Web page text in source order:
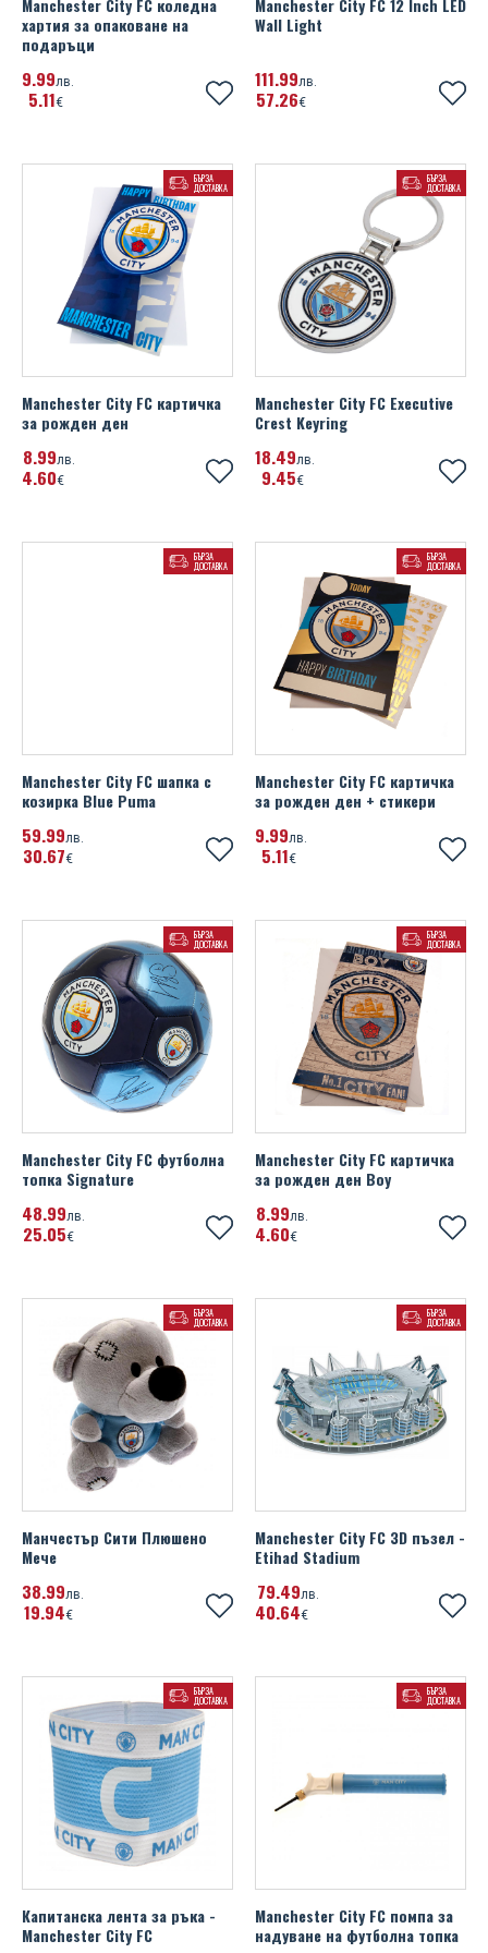
Manchester City FC коледна
хартия за опаковане на
подаръци
9 99лв.
5 11€
Manchester City FC 12 Inch LED
Wall Light
111 99лв.
57 26€
БЪРЗА
ДОСТАВКА
Manchester City FC картичка
за рожден ден
8 99лв.
4 60€
БЪРЗА
ДОСТАВКА
Manchester City FC Executive
Crest Keyring
18 49лв.
9 45€
БЪРЗА
ДОСТАВКА
Manchester City FC шапка с
козирка Blue Puma
59 99лв.
30 67€
БЪРЗА
ДОСТАВКА
Manchester City FC картичка
за рожден ден + стикери
9 99лв.
5 11€
БЪРЗА
ДОСТАВКА
Manchester City FC футболна
топка Signature
48 99лв.
25 05€
БЪРЗА
ДОСТАВКА
Manchester City FC картичка
за рожден ден Boy
8 99лв.
4 60€
БЪРЗА
ДОСТАВКА
Манчестър Сити Плюшено
Мече
38 99лв.
19 94€
БЪРЗА
ДОСТАВКА
Manchester City FC 3D пъзел -
Etihad Stadium
79 49лв.
40 64€
БЪРЗА
ДОСТАВКА
Капитанска лента за ръка -
Manchester City FC
БЪРЗА
ДОСТАВКА
Manchester City FC помпа за
надуване на футболна топка
Manchester City FC
Manchester United FC
Newcastle United FC
Northern Ireland FA
Norwich City FC
Paris Saint Germain FC
Poland
Portugal
Rangers FC
Real Madrid FC
Scotland FA
SL Benfica
SS Lazio
UEFA Champions League
UEFA Euro 2020
Watford FC
West Ham United FC
Wolverhampton Wanderers FC
Super Mario
Toy Story
Placebo
Red Hot Chili Peppers
Slayer
Taylor Swift
The Beatles
The Rolling Stones
The Sex Pistols
Графа